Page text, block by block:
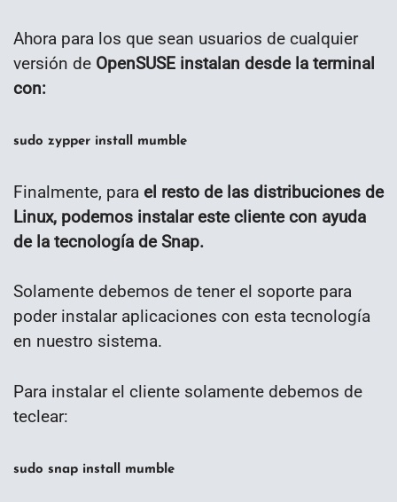
Ahora para los que sean usuarios de cualquier
versión de OpenSUSE instalan desde la terminal
con:
sudo zypper install mumble
Finalmente, para el resto de las distribuciones de
Linux, podemos instalar este cliente con ayuda
de la tecnología de Snap.
Solamente debemos de tener el soporte para
poder instalar aplicaciones con esta tecnología
en nuestro sistema.
Para instalar el cliente solamente debemos de
teclear:
sudo snap install mumble